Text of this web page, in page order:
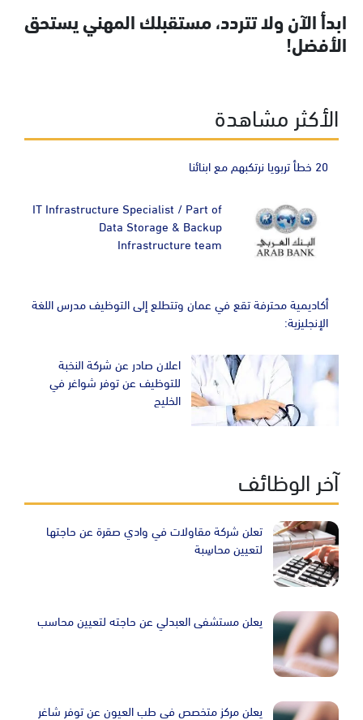
ابدأ الآن ولا تتردد، مستقبلك المهني يستحق
الأفضل!
الأكثر مشاهدة
20 خطأ تربويا نرتكبهم مع ابنائنا
IT Infrastructure Specialist / Part of
Data Storage & Backup
Infrastructure team
أكاديمية محترفة تقع في عمان وتتطلع إلى التوظيف مدرس اللغة
الإنجليزية:
اعلان صادر عن شركة النخبة
للتوظيف عن توفر شواغر في
الخليج
آخر الوظائف
تعلن شركة مقاولات في وادي صقرة عن حاجتها
لتعيين محاسِبة
يعلن مستشفى العبدلي عن حاجته لتعيين محاسب
يعلن مركز متخصص في طب العيون عن توفر شاغر